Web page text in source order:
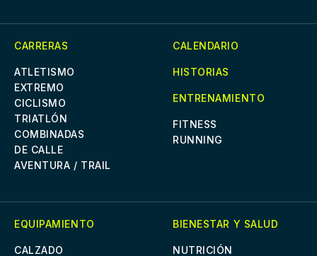
CARRERAS
ATLETISMO
EXTREMO
CICLISMO
TRIATLÓN
COMBINADAS
DE CALLE
AVENTURA / TRAIL
CALENDARIO
HISTORIAS
ENTRENAMIENTO
FITNESS
RUNNING
EQUIPAMIENTO
CALZADO
BIENESTAR Y SALUD
NUTRICIÓN